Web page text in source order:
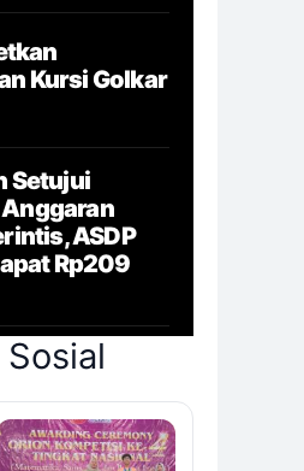
Kursi Golkar
Setujui
ASDP
Rp209